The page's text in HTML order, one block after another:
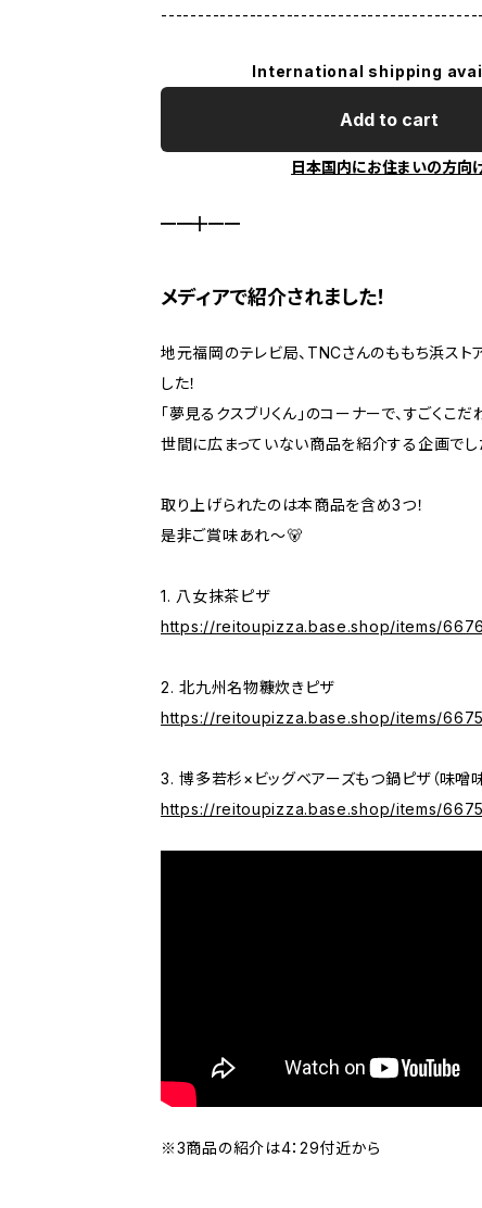
International shipping
Add to cart
日本国内にお住まいの方向
━━╋━━
メディアで紹介されました！
地元福岡のテレビ局、TNCさんのももち浜スト
した！
「夢見るクスブリくん」のコーナーで、すごくこ
世間に広まっていない商品を紹介する企画でし
取り上げられたのは本商品を含め3つ！
是非ご賞味あれ～🐻
1. 八女抹茶ピザ
https://reitoupizza.base.shop/items/
2. 北九州名物糠炊きピザ
https://reitoupizza.base.shop/items/
3. 博多若杉×ビッグベアーズもつ鍋ピザ（味噌味
https://reitoupizza.base.shop/items/
※3商品の紹介は4：29付近から